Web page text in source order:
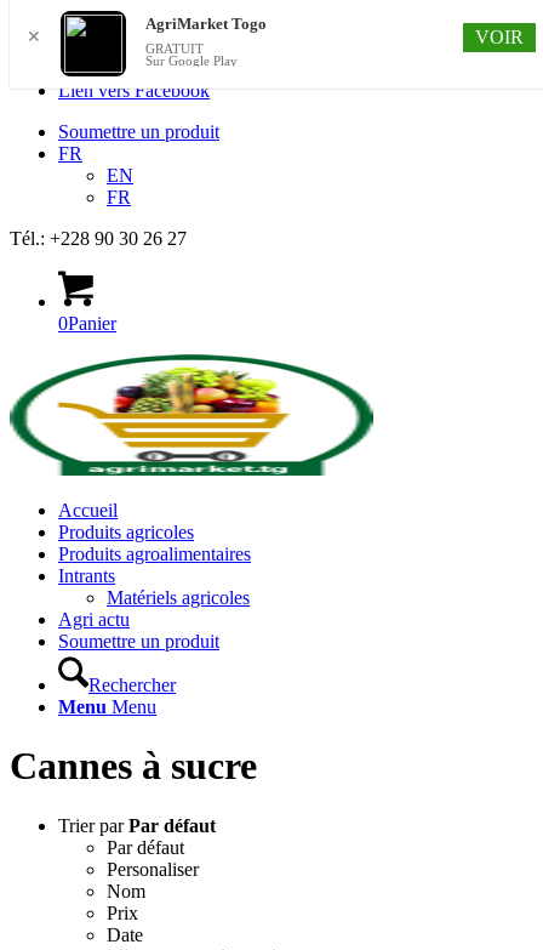
Lien vers Facebook
Soumettre un produit
FR
EN
FR
Tél.: +228 90 30 26 27
0Panier
Accueil
Produits agricoles
Produits agroalimentaires
Intrants
Matériels agricoles
Agri actu
Soumettre un produit
Rechercher
Menu Menu
Cannes à sucre
Trier parPar défaut
Par défaut
Personaliser
Nom
Prix
Date
✕
AgriMarket Togo
GRATUIT
Sur Google Play
VOIR